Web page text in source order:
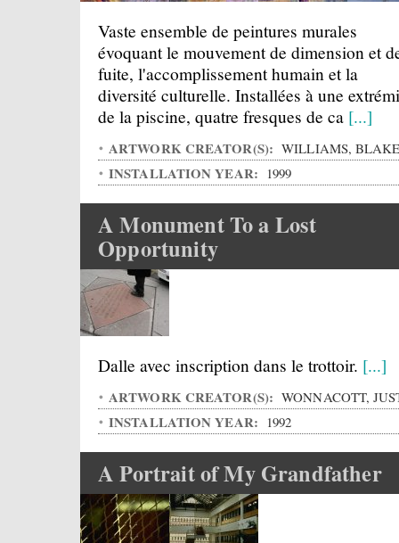
Vaste ensemble de peintures murales
évoquant le mouvement de dimension et
fuite, l'accomplissement humain et la
diversité culturelle. Installées à une
de la piscine, quatre fresques de ca [...]
ARTWORK CREATOR(S): WILLIAMS,
INSTALLATION YEAR: 1999
A Monument To a Lost
Opportunity
Dalle avec inscription dans le trottoir. [...]
ARTWORK CREATOR(S): WONNACOTT,
INSTALLATION YEAR: 1992
A Portrait of My Grandfather